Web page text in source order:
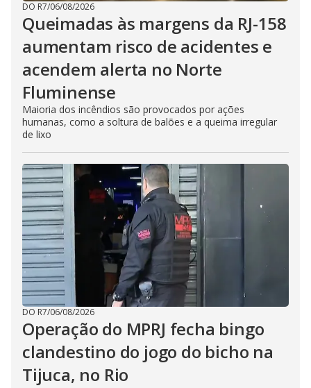
DO R7/06/08/2026
Queimadas às margens da RJ-158
aumentam risco de acidentes e
acendem alerta no Norte
Fluminense
Maioria dos incêndios são provocados por ações
humanas, como a soltura de balões e a queima irregular
de lixo
DO R7/06/08/2026
Operação do MPRJ fecha bingo
clandestino do jogo do bicho na
Tijuca, no Rio